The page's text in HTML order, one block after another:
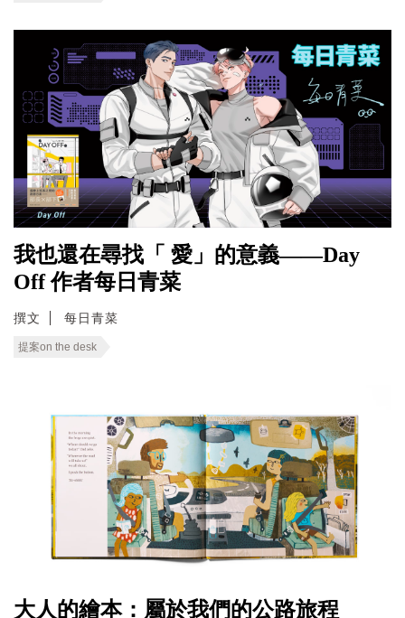
我也還在尋找「 愛」的意義——Day
Off 作者每日青菜
撰文 每日青菜
提案on the desk
大人的繪本：屬於我們的公路旅程